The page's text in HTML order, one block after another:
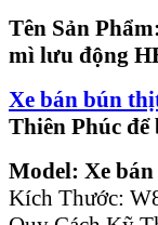
Tên Sản
mì lưu động
Xe bán bún
Thiên Phúc để
Model: Xe
Kích Thước: